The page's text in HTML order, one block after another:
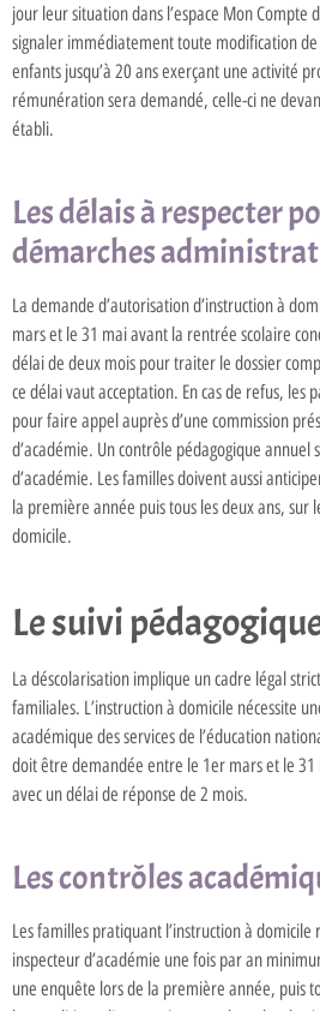
jour leur situation dans l’espace Mon Compte
signaler immédiatement toute modification
enfants jusqu’à 20 ans exerçant une activité
rémunération sera demandé, celle-ci ne
établi.
Les délais à respecter
démarches
La demande d’autorisation d’instruction à
mars et le 31 mai avant la rentrée scolaire
délai de deux mois pour traiter le dossier
ce délai vaut acceptation. En cas de refus, les
pour faire appel auprès d’une commission
d’académie. Un contrôle pédagogique
d’académie. Les familles doivent aussi
la première année puis tous les deux ans, sur
domicile.
Le suivi
La déscolarisation implique un cadre légal
familiales. L’instruction à domicile nécessite
académique des services de l’éducation
doit être demandée entre le 1er mars et le
avec un délai de réponse de 2 mois.
Les contrôles
Les familles pratiquant l’instruction à domicile
inspecteur d’académie une fois par an
une enquête lors de la première année, puis